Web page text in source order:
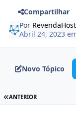
Compartilhar
Por RevendaHost
Abril 24, 2023
Novo Tópico
ANTERIOR